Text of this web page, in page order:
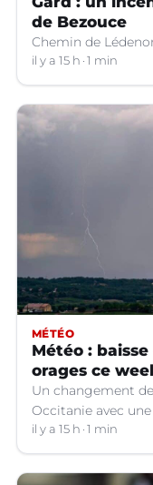
de Bezouce
Chemin de
il y a 15 h 1 min
MÉTÉO
Météo :
orages ce
Un changement
Occitanie avec
d'orages dans
il y a 15 h 1 min